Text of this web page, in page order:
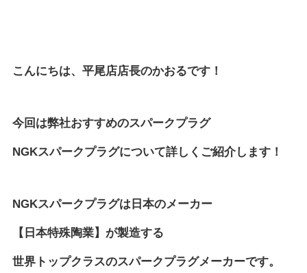
こんにちは、平尾店店長のかおるです！
今回は弊社おすすめのスパークプラグ
NGKスパークプラグについて詳しくご紹介します！
NGKスパークプラグは日本のメーカー
【日本特殊陶業】が製造する
世界トップクラスのスパークプラグメーカーです。